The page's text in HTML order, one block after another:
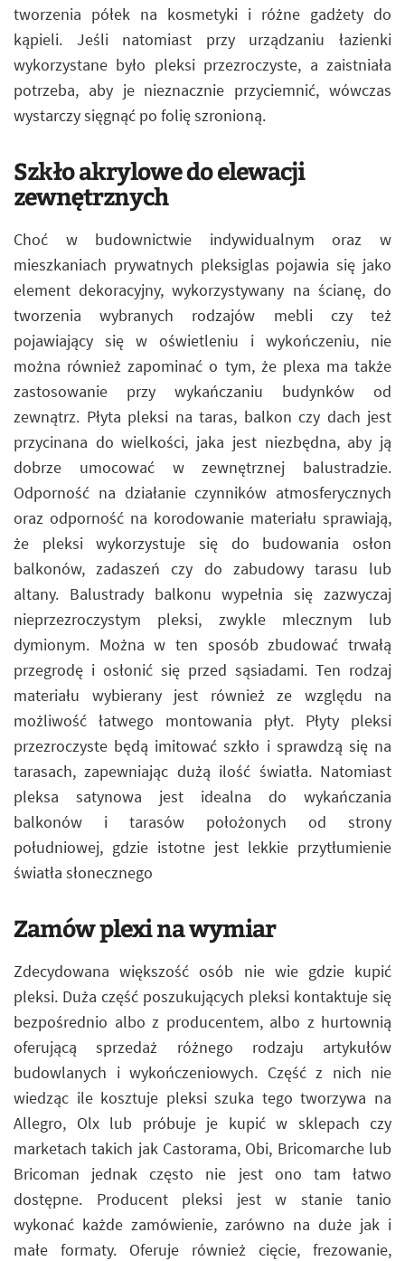
tworzenia półek na kosmetyki i różne gadżety do
kąpieli. Jeśli natomiast przy urządzaniu łazienki
wykorzystane było pleksi przezroczyste, a zaistniała
potrzeba, aby je nieznacznie przyciemnić, wówczas
wystarczy sięgnąć po folię szronioną.
Szkło akrylowe do elewacji
zewnętrznych
Choć w budownictwie indywidualnym oraz w
mieszkaniach prywatnych pleksiglas pojawia się jako
element dekoracyjny, wykorzystywany na ścianę, do
tworzenia wybranych rodzajów mebli czy też
pojawiający się w oświetleniu i wykończeniu, nie
można również zapominać o tym, że plexa ma także
zastosowanie przy wykańczaniu budynków od
zewnątrz. Płyta pleksi na taras, balkon czy dach jest
przycinana do wielkości, jaka jest niezbędna, aby ją
dobrze umocować w zewnętrznej balustradzie.
Odporność na działanie czynników atmosferycznych
oraz odporność na korodowanie materiału sprawiają,
że pleksi wykorzystuje się do budowania osłon
balkonów, zadaszeń czy do zabudowy tarasu lub
altany. Balustrady balkonu wypełnia się zazwyczaj
nieprzezroczystym pleksi, zwykle mlecznym lub
dymionym. Można w ten sposób zbudować trwałą
przegrodę i osłonić się przed sąsiadami. Ten rodzaj
materiału wybierany jest również ze względu na
możliwość łatwego montowania płyt. Płyty pleksi
przezroczyste będą imitować szkło i sprawdzą się na
tarasach, zapewniając dużą ilość światła. Natomiast
pleksa satynowa jest idealna do wykańczania
balkonów i tarasów położonych od strony
południowej, gdzie istotne jest lekkie przytłumienie
światła słonecznego
Zamów plexi na wymiar
Zdecydowana większość osób nie wie gdzie kupić
pleksi. Duża część poszukujących pleksi kontaktuje się
bezpośrednio albo z producentem, albo z hurtownią
oferującą sprzedaż różnego rodzaju artykułów
budowlanych i wykończeniowych. Część z nich nie
wiedząc ile kosztuje pleksi szuka tego tworzywa na
Allegro, Olx lub próbuje je kupić w sklepach czy
marketach takich jak Castorama, Obi, Bricomarche lub
Bricoman jednak często nie jest ono tam łatwo
dostępne. Producent pleksi jest w stanie tanio
wykonać każde zamówienie, zarówno na duże jak i
małe formaty. Oferuje również cięcie, frezowanie,